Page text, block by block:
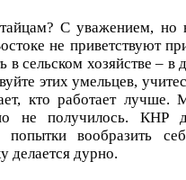
С уважением, но
не приветствуют
в сельском хозяйстве –
этих умельцев,
кто работает
не получилось. КНР
вообразить
делается дурно.